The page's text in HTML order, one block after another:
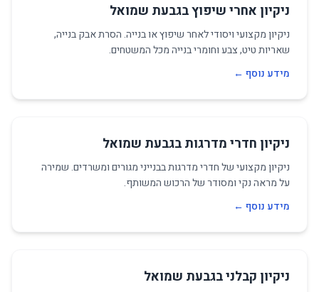
ניקיון אחרי שיפוץ בגבעת שמואל
ניקיון מקצועי ויסודי לאחר שיפוץ או בנייה. הסרת אבק בנייה,
שאריות טיט, צבע וחומרי בנייה מכל המשטחים.
מידע נוסף ←
ניקיון חדרי מדרגות בגבעת שמואל
ניקיון מקצועי של חדרי מדרגות בבנייני מגורים ומשרדים. שמירה
על מראה נקי ומסודר של הרכוש המשותף.
מידע נוסף ←
ניקיון קבלני בגבעת שמואל